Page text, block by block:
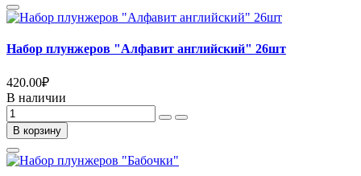
Набор плунжеров "Алфавит английский" 26шт
420.00₽
В наличии
В корзину